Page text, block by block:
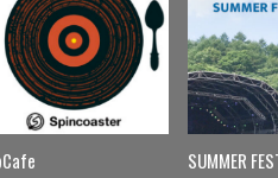
SUMMER